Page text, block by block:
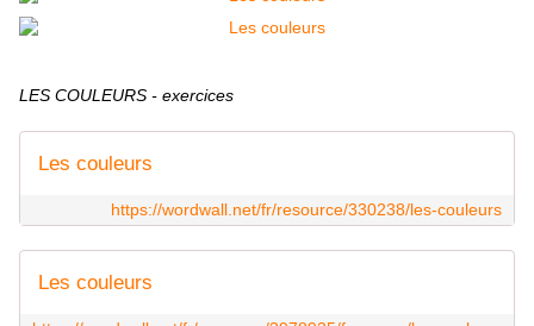
LES COULEURS - exercices
Les couleurs
https://wordwall.net/fr/resource/330238/les-couleurs
Les couleurs